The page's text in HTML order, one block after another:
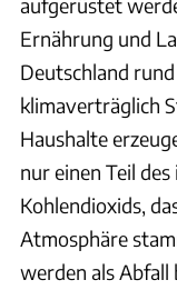
Ernährung und
Deutschland
klimaverträglich
Haushalte
nur einen Teil
Kohlendioxids,
Atmosphäre
werden als Abfall